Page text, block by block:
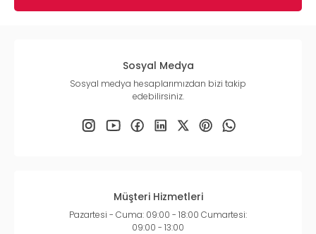
Sosyal Medya
Sosyal medya hesaplarımızdan bizi takip
edebilirsiniz.
Müşteri Hizmetleri
Pazartesi - Cuma: 09:00 - 18:00 Cumartesi:
09:00 - 13:00